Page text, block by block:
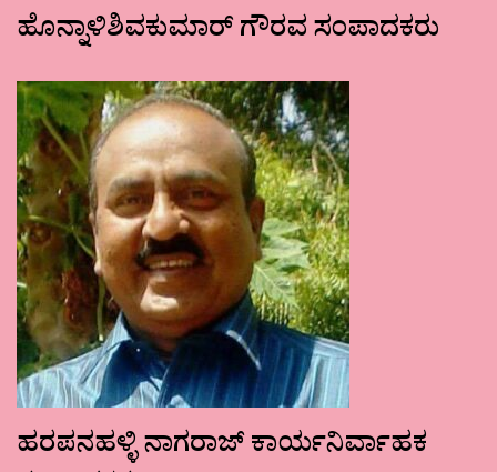
ಹೊನ್ನಾಳಿಶಿವಕುಮಾರ್ ಗೌರವ ಸಂಪಾದಕರು
ಹರಪನಹಳ್ಳಿ ನಾಗರಾಜ್ ಕಾರ್ಯನಿರ್ವಾಹಕ